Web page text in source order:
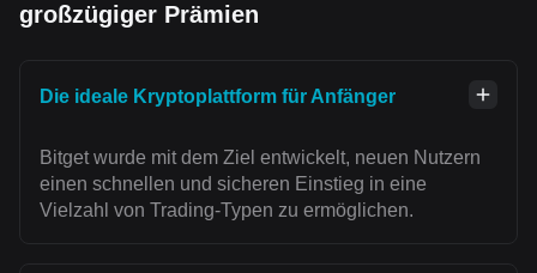
großzügiger Prämien
Die ideale Kryptoplattform für Anfänger
Bitget wurde mit dem Ziel entwickelt, neuen Nutzern
einen schnellen und sicheren Einstieg in eine
Vielzahl von Trading-Typen zu ermöglichen.